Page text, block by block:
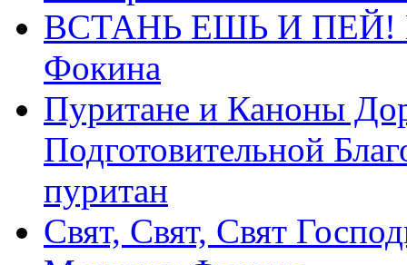
ВСТАНЬ ЕШЬ И ПЕЙ!
Фокина
Пуритане и Каноны
Подготовительной
пуритан
Свят, Свят, Свят